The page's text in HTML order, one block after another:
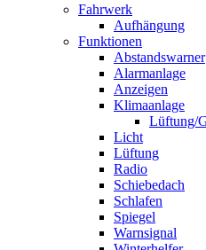
Fahrwerk
Aufhängung
Funktionen
Abstandswarner
Alarmanlage
Anzeigen
Klimaanlage
Lüftung/
Licht
Lüftung
Radio
Schiebedach
Schlafen
Spiegel
Warnsignal